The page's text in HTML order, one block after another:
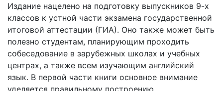
Издание нацелено на подготовку выпускников 9-х
классов к устной части экзамена государственной
итоговой аттестации (ГИА). Оно также может быть
полезно студентам, планирующим проходить
собеседование в зарубежных школах и учебных
центрах, а также всем изучающим английский
язык. В первой части книги основное внимание
уделяется правильному построению